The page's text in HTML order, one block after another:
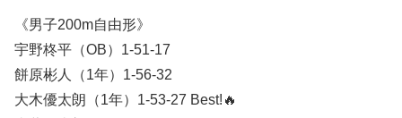
《男子200m自由形》
宇野柊平（OB）1-51-17
餅原彬人（1年）1-56-32
大木優太朗（1年）1-53-27 Best!🔥